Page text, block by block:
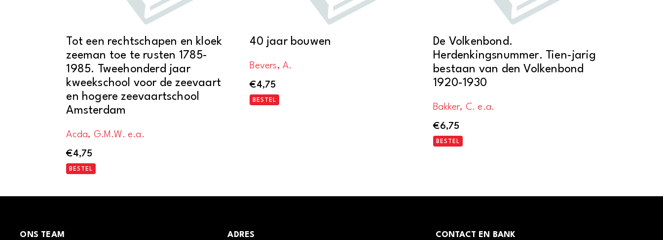
Tot een rechtschapen en kloek
zeeman toe te rusten 1785-
1985. Tweehonderd jaar
kweekschool voor de zeevaart
en hogere zeevaartschool
Amsterdam
Acda, G.M.W. e.a.
€4,75
BESTEL
40 jaar bouwen
Bevers, A.
€4,75
BESTEL
De Volkenbond.
Herdenkingsnummer. Tien-jarig
bestaan van den Volkenbond
1920-1930
Bakker, C. e.a.
€6,75
BESTEL
ONS TEAM ADRES CONTACT EN BANK